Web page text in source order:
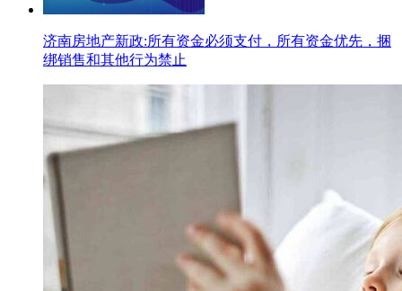
济南房地产新政:所有资金必须支付，所有资金优先，捆
绑销售和其他行为禁止